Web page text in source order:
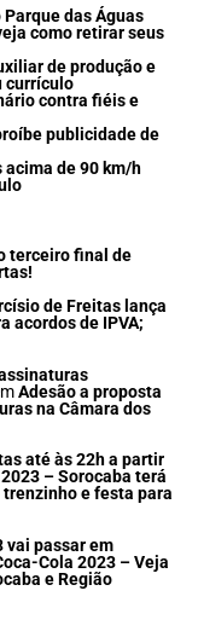
das Águas
como retirar seus
de produção e
currículo
contra fiéis e
publicidade de
de 90 km/h
terceiro final de
de Freitas lança
acordos de IPVA;
Adesão a proposta
na Câmara dos
até às 22h a partir
– Sorocaba terá
e festa para
vai passar em
Cola 2023 – Veja
e Região